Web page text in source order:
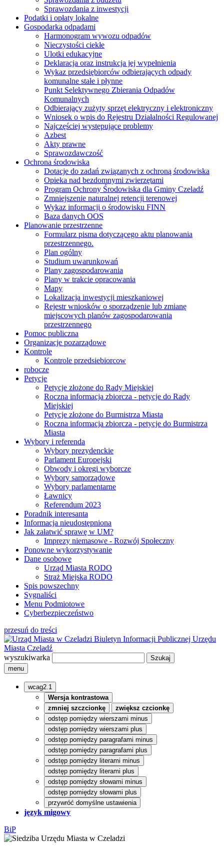
Sprawozdania z inwestycji
Podatki i opłaty lokalne
Gospodarka odpadami
Harmonogram wywozu odpadów
Nieczystości ciekłe
Ulotki edukacyjne
Deklaracja oraz instrukcja jej wypełnienia
Wykaz przedsiębiorców odbierających odpady
komunalne stałe i płynne
Punkt Selektywnego Zbierania Odpadów
Komunalnych
Odbierający zużyty sprzęt elektryczny i elektroniczny
Wniosek o wpis do Rejestru Działalności Regulowanej
Najczęściej występujące problemy
Azbest
Akty prawne
Sprawozdawczość
Ochrona środowiska
Dotacje do zadań związanych z ochroną środowiska
Opieka nad bezdomnymi zwierzętami
Program Ochrony Środowiska dla Gminy Czeladź
Zmniejszenie naturalnej retencji terenowej
Wykaz informacji o środowisku FINN
Baza danych OOS
Planowanie przestrzenne
Formularz pisma dotyczącego aktu planowania
przestrzennego.
Plan ogólny
Studium uwarunkowań
Plany zagospodarowania
Plany w trakcie opracowania
Mapy
Lokalizacja inwestycji mieszkaniowej
Rejestr wniosków o sporządzenie lub zmianę
miejscowych planów zagospodarowania
przestrzennego
Pomoc publiczna
Organizacje pozarządowe
Kontrole
Kontrole przedsiebiorcow
robocze
Petycje
Petycje złożone do Rady Miejskiej
Roczna informacja zbiorcza - petycje do Rady
Miejskiej
Petycje złożone do Burmistrza Miasta
Roczna informacja zbiorcza - petycje do Burmistrza
Miasta
Wybory i referenda
Wybory prezydenckie
Parlament Europejski
Obwody i okręgi wyborcze
Wybory samorządowe
Wybory parlamentarne
Ławnicy
Referendum 2023
Poradnik interesanta
Informacja nieudostępniona
Jak załatwić sprawę w UM?
Imprezy niemasowe - Rozwój Społeczny
Ponowne wykorzystywanie
Dane osobowe
Urząd Miasta RODO
Straż Miejska RODO
Spis powszechny
Sygnaliści
Menu Podmiotowe
Cyberbezpieczeństwo
przesuń do treści
Biuletyn Informacji Publicznej Urzędu
Miasta Czeladź
wyszukiwarka
menu
wcag2.1
Wersja kontrastowa
zmniej szczcionkę
zwiększ czcionkę
odstęp pomiędzy wierszami minus
odstęp pomiędzy wierszami plus
odstęp pomiędzy paragrafami minus
odstęp pomiędzy paragrafami plus
odstęp pomiędzy literami minus
odstęp pomiędzy literami plus
odstęp pomiędzy słowami minus
odstęp pomiędzy słowami plus
przywróć domyślne ustawienia
język migowy
BiP